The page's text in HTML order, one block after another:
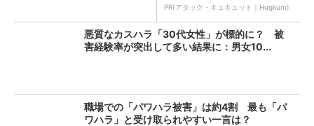
PR(アタック・キュキュット｜Hugkum)
悪質なカスハラ「30代女性」が標的に？ 被
害経験率が突出して多い結果に：男女10...
職場での「パワハラ被害」は約4割 最も「パ
ワハラ」と受け取られやすい一言は？